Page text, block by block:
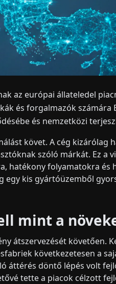
az európai állateledel
és forgalmazók számára
és nemzetközi
követ. A cég kizárólag
szóló márkát. Ez a
hatékony folyamatokra és
kis gyártóüzemből
mint a
átszervezését követően.
következetesen a
áttérés döntő lépés volt
tette a piacok célzott